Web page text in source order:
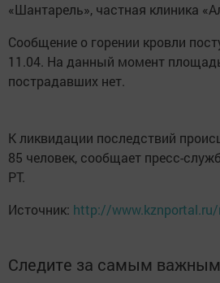
«Шантарель», частная клиника
Сообщение о горении кровли
11.04. На данный момент
пострадавших нет.
К ликвидации последствий
85 человек, сообщает пресс-
РТ.
Источник: http://
Следите за самым